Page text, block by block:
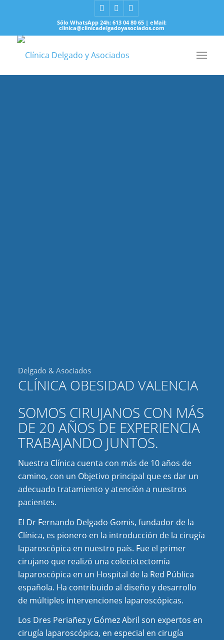
Sólo WhatsApp 24h: 613 04 80 65 | eMail:
clinica@clinicadelgadoyasociados.com
Delgado & Asociados
CLÍNICA OBESIDAD VALENCIA
SOMOS CIRUJANOS CON MÁS
DE 20 AÑOS DE EXPERIENCIA
TRABAJANDO JUNTOS.
Nuestra Clínica cuenta con más de 10 años de
camino, con un Objetivo principal que es dar un
adecuado tratamiento y atención a nuestros
pacientes.
El Dr Fernando Delgado Gomis, fundador de la
Clínica, es pionero en la introducción de la cirugía
laparoscópica en nuestro país. Fue el primer
cirujano que realizó una colecistectomía
laparoscópica en un Hospital de la Red Pública
española. Ha contribuido al diseño y desarrollo
de múltiples intervenciones laparoscópicas.
Los Dres Periañez y Gómez Abril son expertos en
cirugía laparoscópica, en especial en cirugía